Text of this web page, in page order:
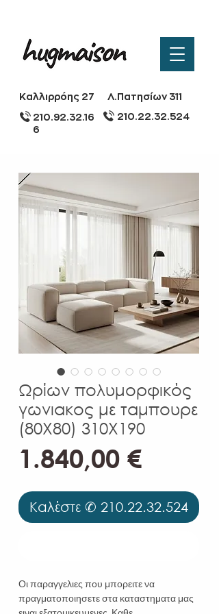
Καλλιρρόης 27
Λ.Πατησίων 311
210.92.32.16
6
210.22.32.524
Ωρίων πολυμορφικός
γωνιακος με ταμπουρε
(80Χ80) 310Χ190
1.840,00 €Τιμή
Καλέστε ✆ 210.22.32.524
Οι παραγγελιες που μπορειτε να
πραγματοποιησετε στα καταστηματα μας